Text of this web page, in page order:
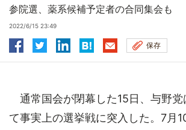
参院選、薬系候補予定者の合同集会も
2022/6/15 23:49
保存
通常国会が閉幕した15日、与野党
て事実上の選挙戦に突入した。7月